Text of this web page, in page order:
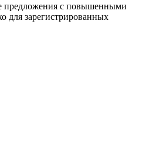
предложения с повышенными
для зарегистрированных